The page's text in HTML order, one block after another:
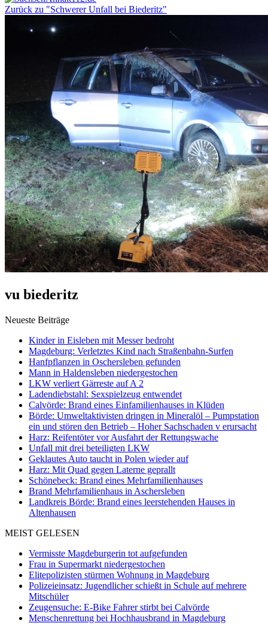
Zurück zu "Schwerer Unfall bei Biederitz"
vu biederitz
Neueste Beiträge
Kinder in Eisleben mit Messer bedroht
Magdeburg: Verletztes Kind nach Straßenbahn-Surfen
Hanfpflanzen in Oschersleben gefunden
Mann in Haldensleben niedergestochen
LKW verliert Gärreste auf A 2
Ladendiebstahl: Sexspielzeug entwendet
Calvörde: Brand eines Einfamilienhauses in Klüden
Börde: Umweltaktivisten dringen in Mineralöl – Pumpstation
ein und stören den Betrieb – Hoher Sachschaden v erursacht
Harz: Reifentöter vor Ausfahrt der Rettungswache
Unfall mit drei beteiligten LKW
Geklautes Auto taucht in Polen wieder auf
Harz: Mit Quad gegen Laterne geprallt
Schönebeck: Brand eines Mehrfamilienhauses
Brand Mehrfamilienhaus in Aschersleben
Landkreis Börde: Brand eines leerstehenden Hauses in
Altenhausen
MEIST GELESEN
Vermisste Magdeburgerin tot aufgefunden
Frau in Supermarkt niedergestochen
Elitepolizisten stürmen Wohnung in Magdeburg
Polizeieinsatz: Jugendlicher schießt in Schule auf mehrere
Mitschüler
Zeugensuche: E-Bike Fahrer stirbt bei Calvörde
Menschenrettung bei Hochhausbrand in Magdeburg